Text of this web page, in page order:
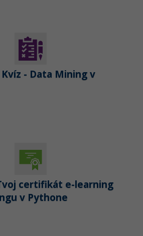
Kvíz - Data Mining v
certifikát e-learning
v Pythone